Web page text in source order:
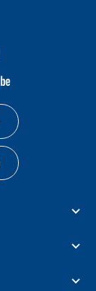
youtube-